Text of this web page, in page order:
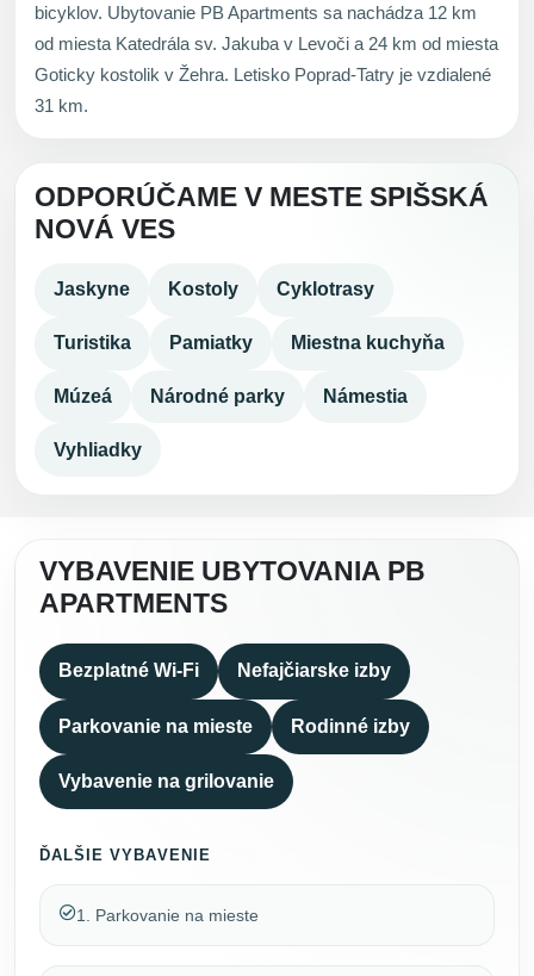
bicyklov. Ubytovanie PB Apartments sa nachádza 12 km
od miesta Katedrála sv. Jakuba v Levoči a 24 km od miesta
Goticky kostolik v Žehra. Letisko Poprad-Tatry je vzdialené
31 km.
ODPORÚČAME V MESTE SPIŠSKÁ
NOVÁ VES
Jaskyne Kostoly Cyklotrasy
Turistika Pamiatky Miestna kuchyňa
Múzeá Národné parky Námestia
Vyhliadky
VYBAVENIE UBYTOVANIA PB
APARTMENTS
Bezplatné Wi-Fi Nefajčiarske izby
Parkovanie na mieste Rodinné izby
Vybavenie na grilovanie
ĎALŠIE VYBAVENIE
1. Parkovanie na mieste